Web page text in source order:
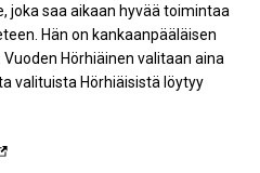
joka saa aikaan hyvää toimintaa
Hän on kankaanpääläisen
Hörhiäinen valitaan aina
valituista Hörhiäisistä löytyy